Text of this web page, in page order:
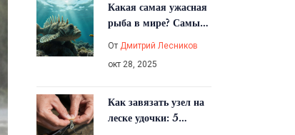
Какая самая ужасная
рыба в мире? Самые
виды
От Дмитрий Лесников
окт 28, 2025
Как завязать узел на
леске удочки: 5